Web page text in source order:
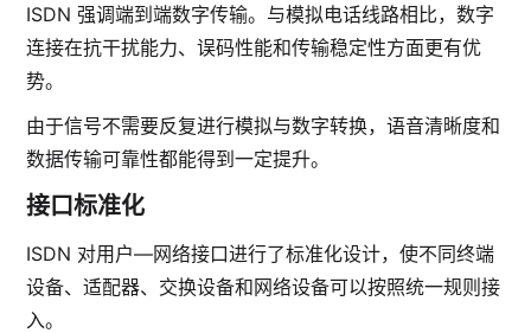
ISDN 强调端到端数字传输。与模拟电话线路相比，数字
连接在抗干扰能力、误码性能和传输稳定性方面更有优
势。
由于信号不需要反复进行模拟与数字转换，语音清晰度和
数据传输可靠性都能得到一定提升。
接口标准化
ISDN 对用户—网络接口进行了标准化设计，使不同终端
设备、适配器、交换设备和网络设备可以按照统一规则接
入。